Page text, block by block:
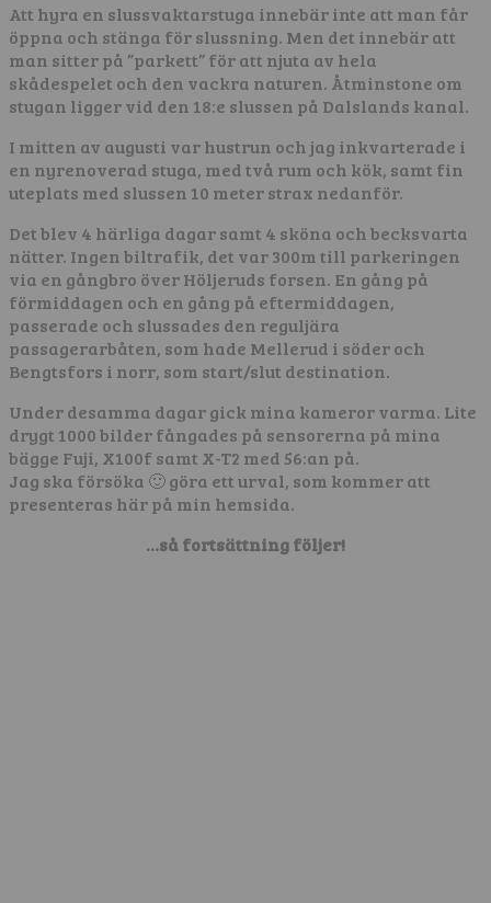
Att hyra en slussvaktarstuga innebär inte att man får
öppna och stänga för slussning. Men det innebär att
man sitter på ”parkett” för att njuta av hela
skådespelet och den vackra naturen. Åtminstone om
stugan ligger vid den 18:e slussen på Dalslands kanal.
I mitten av augusti var hustrun och jag inkvarterade i
en nyrenoverad stuga, med två rum och kök, samt fin
uteplats med slussen 10 meter strax nedanför.
Det blev 4 härliga dagar samt 4 sköna och becksvarta
nätter. Ingen biltrafik, det var 300m till parkeringen
via en gångbro över Höljeruds forsen. En gång på
förmiddagen och en gång på eftermiddagen,
passerade och slussades den reguljära
passagerarbåten, som hade Mellerud i söder och
Bengtsfors i norr, som start/slut destination.
Under desamma dagar gick mina kameror varma. Lite
drygt 1000 bilder fångades på sensorerna på mina
bägge Fuji, X100f samt X-T2 med 56:an på.
Jag ska försöka 🙂 göra ett urval, som kommer att
presenteras här på min hemsida.
…så fortsättning följer!